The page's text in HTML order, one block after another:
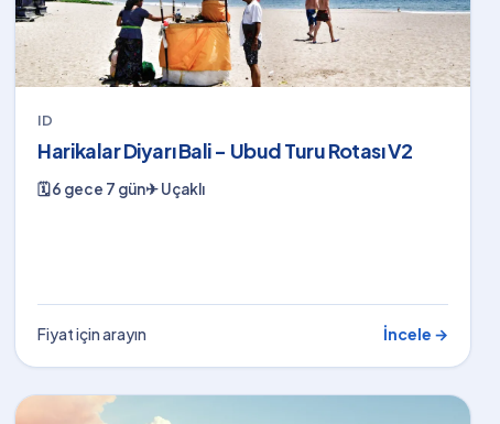
ID
Harikalar Diyarı Bali - Ubud Turu Rotası V2
🗓6 gece 7 gün✈Uçaklı
Fiyat için arayın İncele →